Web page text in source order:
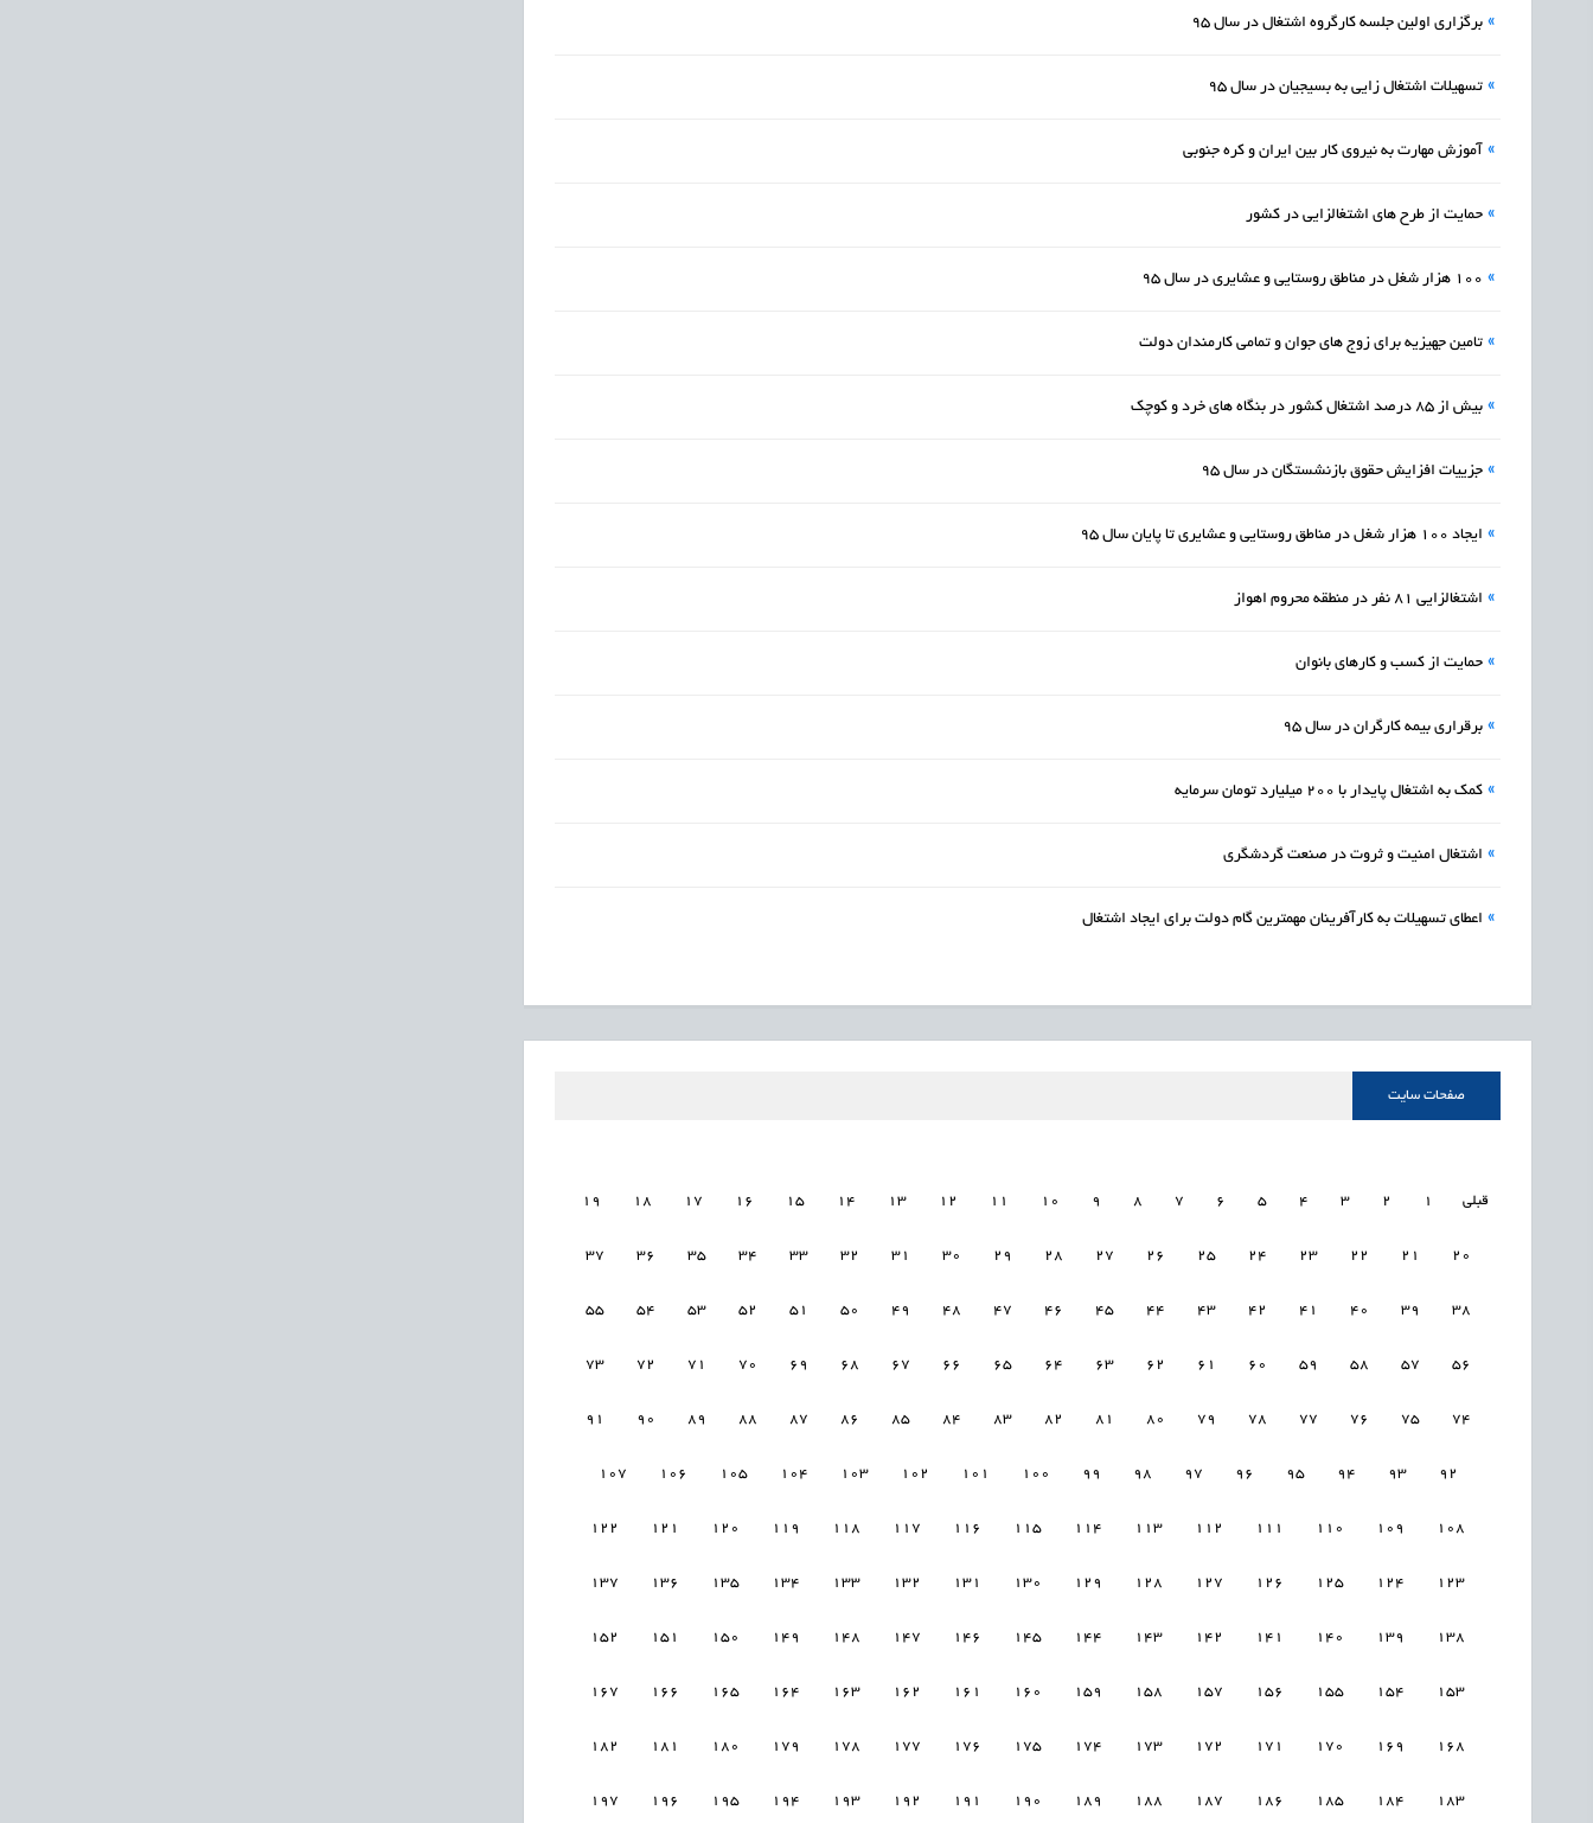
» برگزاری اولین جلسه کارگروه اشتغال در سال 95
» تسهیلات اشتغال زایی به بسیجیان در سال 95
» آموزش مهارت به نیروی کار بین ایران و کره جنوبی
» حمایت از طرح های اشتغالزایی در کشور
» 100 هزار شغل در مناطق روستایی و عشایری در سال 95
» تامین جهیزیه برای زوج های جوان و تمامی کارمندان دولت
» بیش از 85 درصد اشتغال کشور در بنگاه های خرد و کوچک
» جزییات افزایش حقوق بازنشستگان در سال 95
» ایجاد 100 هزار شغل در مناطق روستایی و عشایری تا پایان سال 95
» اشتغالزایی 81 نفر در منطقه محروم اهواز
» حمایت از کسب و کارهای بانوان
» برقراری بیمه کارگران در سال 95
» کمک به اشتغال پایدار با 200 میلیارد تومان سرمایه
» اشتغال امنیت و ثروت در صنعت گردشگری
» اعطای تسهیلات به کارآفرینان مهمترین گام دولت برای ایجاد اشتغال
صفحات سایت
قبلی 1
2
3
4
5
6
7
8
9
10
11
12
13
14
15
16
17
18
19
20
21
22
23
24
25
26
27
28
29
30
31
32
33
34
35
36
37
38
39
40
41
42
43
44
45
46
47
48
49
50
51
52
53
54
55
56
57
58
59
60
61
62
63
64
65
66
67
68
69
70
71
72
73
74
75
76
77
78
79
80
81
82
83
84
85
86
87
88
89
90
91
92
93
94
95
96
97
98
99
100
101
102
103
104
105
106
107
108
109
110
111
112
113
114
115
116
117
118
119
120
121
122
123
124
125
126
127
128
129
130
131
132
133
134
135
136
137
138
139
140
141
142
143
144
145
146
147
148
149
150
151
152
153
154
155
156
157
158
159
160
161
162
163
164
165
166
167
168
169
170
171
172
173
174
175
176
177
178
179
180
181
182
183
184
185
186
187
188
189
190
191
192
193
194
195
196
197